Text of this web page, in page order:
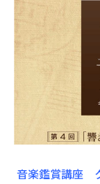
音楽鑑賞講座